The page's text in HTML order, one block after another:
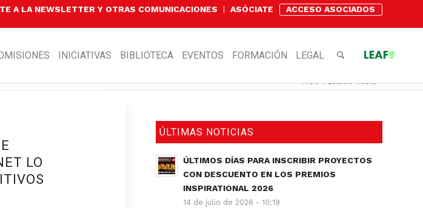
A LA NEWSLETTER Y OTRAS COMUNICACIONES ASÓCIATE
ACCESO ASOCIADOS
INICIATIVAS BIBLIOTECA EVENTOS FORMACIÓN LEGAL
Inicio / Estudio Mobile
LO
ÚLTIMAS NOTICIAS
ÚLTIMOS DÍAS PARA INSCRIBIR PROYECTOS
CON DESCUENTO EN LOS PREMIOS
INSPIRATIONAL 2026
14 de julio de 2026 - 10:19